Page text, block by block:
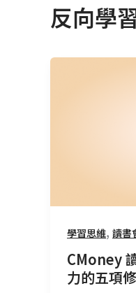
反向學
學習思維, 讀書
CMoney
力的五項
習：
學
力
的